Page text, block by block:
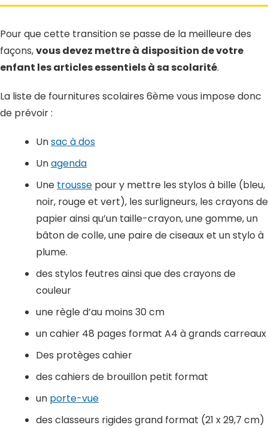
Pour que cette transition se passe de la meilleure des
façons,vous devez mettre à disposition de votre
enfant les articles essentiels à sa scolarité.
La liste de fournitures scolaires 6ème vous impose donc
de prévoir :
Unsac à dos
Unagenda
Une trousse pour y mettre les stylos à bille (bleu,
noir, rouge et vert), les surligneurs, les crayons de
papier ainsi qu’un taille-crayon, une gomme, un
bâton de colle, une paire de ciseaux et un stylo à
plume.
des stylos feutres ainsi que des crayons de
couleur
une règle d’au moins 30 cm
un cahier 48 pages format A4 à grands carreaux
Des protèges cahier
des cahiers de brouillon petit format
un porte-vue
des classeurs rigides grand format (21 x 29,7 cm)